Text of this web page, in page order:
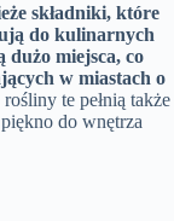
składniki, które
do kulinarnych
dużo miejsca, co
w miastach o
te pełnią także
do wnętrza